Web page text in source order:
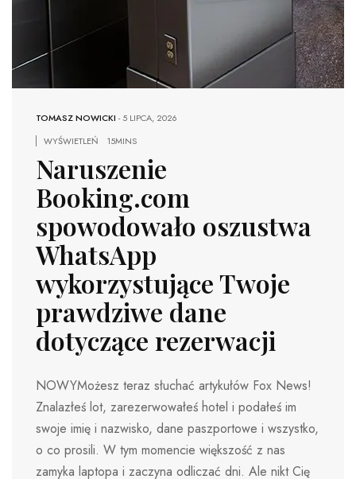
TOMASZ NOWICKI -5 LIPCA, 2026
WYŚWIETLEŃ
15MINS
Naruszenie
Booking.com
spowodowało oszustwa
WhatsApp
wykorzystujące Twoje
prawdziwe dane
dotyczące rezerwacji
NOWYMożesz teraz słuchać artykułów Fox News!
Znalazłeś lot, zarezerwowałeś hotel i podałeś im
swoje imię i nazwisko, dane paszportowe i wszystko,
o co prosili. W tym momencie większość z nas
zamyka laptopa i zaczyna odliczać dni. Ale nikt Cię